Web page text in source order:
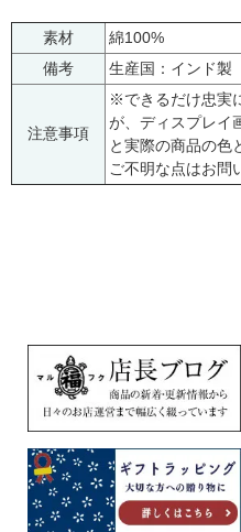
素材
綿100%
備考
生産国：インド製
注意事項
※できるだけ忠実
が、ディスプレイ
と実際の商品の色
ご不明な点はお問